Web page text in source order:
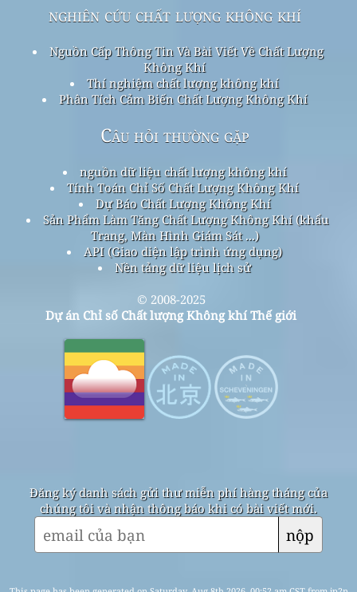
nghiên cứu chất lượng không khí
Nguồn Cấp Thông Tin Và Bài Viết Về Chất Lượng
Không Khí
Thí nghiệm chất lượng không khí
Phân Tích Cảm Biến Chất Lượng Không Khí
Câu hỏi thường gặp
nguồn dữ liệu chất lượng không khí
Tính Toán Chỉ Số Chất Lượng Không Khí
Dự Báo Chất Lượng Không Khí
Sản Phẩm Làm Tăng Chất Lượng Không Khí (khẩu
Trang, Màn Hình Giám Sát ...)
API (Giao diện lập trình ứng dụng)
Nền tảng dữ liệu lịch sử
© 2008-2025
Dự án Chỉ số Chất lượng Không khí Thế giới
Đăng ký danh sách gửi thư miễn phí hàng tháng của
chúng tôi và nhận thông báo khi có bài viết mới.
nộp